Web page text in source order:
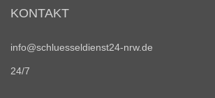
KONTAKT
info@schluesseldienst24-nrw.de
24/7